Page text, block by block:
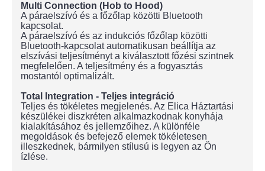
Multi Connection (Hob to Hood)
A páraelszívó és a főzőlap közötti Bluetooth
kapcsolat.
A páraelszívó és az indukciós főzőlap közötti
Bluetooth-kapcsolat automatikusan beállítja az
elszívási teljesítményt a kiválasztott főzési szintnek
megfelelően. A teljesítmény és a fogyasztás
mostantól optimalizált.
Total Integration - Teljes integráció
Teljes és tökéletes megjelenés. Az Elica Háztartási
készülékei diszkréten alkalmazkodnak konyhája
kialakításához és jellemzőihez. A különféle
megoldások és befejező elemek tökéletesen
illeszkednek, bármilyen stílusú is legyen az Ön
ízlése.